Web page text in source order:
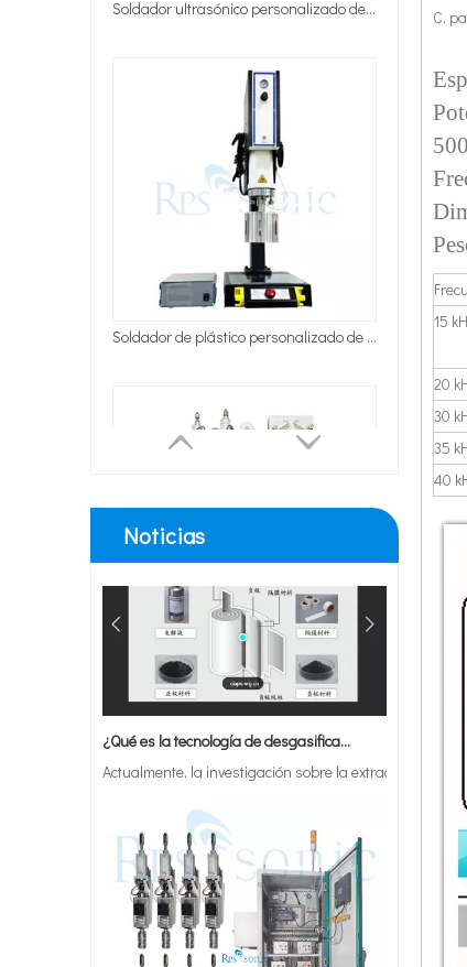
Noticias
Actualmente, la investigación sobre la extracción de
¿Cuál es el principio y la teoría de la máquina de
¿Qué es la tecnología de desgasificación de lodos de baterías ultrasónicas?
Actualmente, la investigación sobre la extracción de
C.
15
20
30
35
40